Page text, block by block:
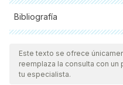
Bibliografía
Todas las fuentes citadas
nuestro equipo, para
vigencia y validez.La
Este texto se ofrece
reemplaza la consulta con un
tu especialista.